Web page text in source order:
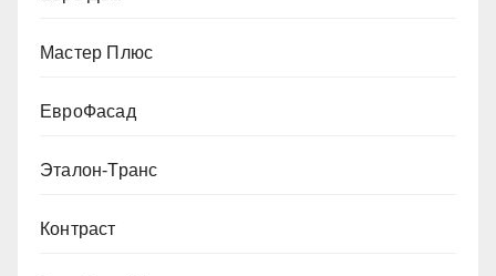
Мастер Плюс
ЕвроФасад
Эталон-Транс
Контраст